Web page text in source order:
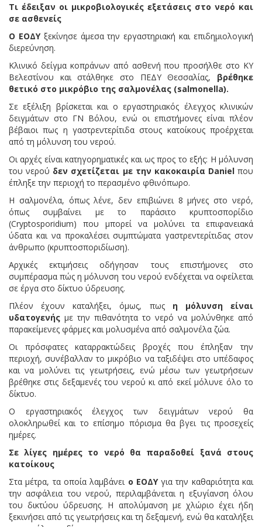
Τι έδειξαν οι μικροβιολογικές εξετάσεις στο νερό και
σε ασθενείς
Ο ΕΟΔΥξεκίνησε άμεσα την εργαστηριακή και επιδημιολογική
διερεύνηση.
Κλινικό δείγμα κοπράνων από ασθενή που προσήλθε στο ΚΥ
Βελεστίνου και στάλθηκε στο ΠΕΔΥ Θεσσαλίας, βρέθηκε
θετικό στο μικρόβιο της σαλμονέλας (salmonella).
Σε εξέλιξη βρίσκεται και ο εργαστηριακός έλεγχος κλινικών
δειγμάτων στο ΓΝ Βόλου, ενώ οι επιστήμονες είναι πλέον
βέβαιοι πως η γαστρεντερίτιδα στους κατοίκους προέρχεται
από τη μόλυνση του νερού.
Οι αρχές είναι κατηγορηματικές και ως προς το εξής: Η μόλυνση
του νερού δεν σχετίζεται με την κακοκαιρία Danielπου
έπληξε την περιοχή το περασμένο φθινόπωρο.
Η σαλμονέλα, όπως λένε, δεν επιβιώνει 8 μήνες στο νερό,
όπως συμβαίνει με το παράσιτο κρυπτοσπορίδιο
(Cryptosporidium) που μπορεί να μολύνει τα επιφανειακά
ύδατα και να προκαλέσει συμπτώματα γαστρεντερίτιδας στον
άνθρωπο (κρυπτοσποριδίωση).
Αρχικές εκτιμήσεις οδήγησαν τους επιστήμονες στο
συμπέρασμα πώς η μόλυνση του νερού ενδέχεται να οφείλεται
σε έργα στο δίκτυο ύδρευσης.
Πλέον έχουν καταλήξει, όμως, πως η μόλυνση είναι
υδατογενής με την πιθανότητα το νερό να μολύνθηκε από
παρακείμενες φάρμες και μολυσμένα από σαλμονέλα ζώα.
Οι πρόσφατες καταρρακτώδεις βροχές που έπληξαν την
περιοχή, συνέβαλλαν το μικρόβιο να ταξιδέψει στο υπέδαφος
και να μολύνει τις γεωτρήσεις, ενώ μέσω των γεωτρήσεων
βρέθηκε στις δεξαμενές του νερού κι από εκεί μόλυνε όλο το
δίκτυο.
Ο εργαστηριακός έλεγχος των δειγμάτων νερού θα
ολοκληρωθεί και το επίσημο πόρισμα θα βγει τις προσεχείς
ημέρες.
Σε λίγες ημέρες το νερό θα παραδοθεί ξανά στους
κατοίκους
Στα μέτρα, τα οποία λαμβάνειο ΕΟΔΥγια την καθαριότητα και
την ασφάλεια του νερού, περιλαμβάνεται η εξυγίανση όλου
του δικτύου ύδρευσης. Η απολύμανση με χλώριο έχει ήδη
ξεκινήσει από τις γεωτρήσεις και τη δεξαμενή, ενώ θα καταλήξει